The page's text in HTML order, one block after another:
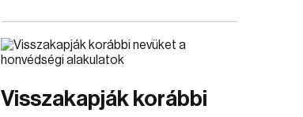
Visszakapják korábbi